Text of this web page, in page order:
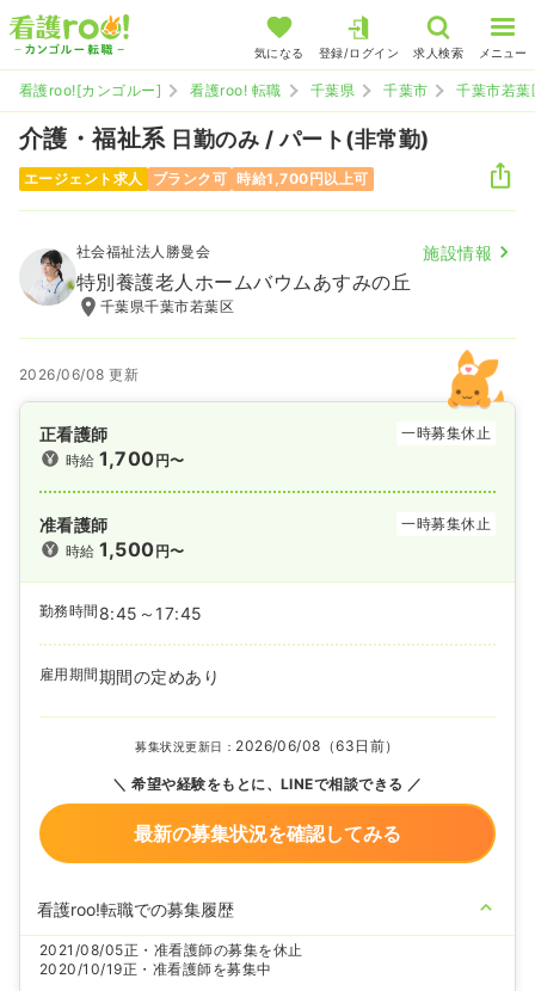
気になる 登録/ログイン 求人検索 メニュー
看護roo![カンゴルー] 看護roo! 転職 千葉県 千葉市 千葉市若葉
介護・福祉系 日勤のみ / パート(非常勤)
エージェント求人 ブランク可 時給1,700円以上可
社会福祉法人勝曼会 施設情報
特別養護老人ホームバウムあすみの丘
千葉県千葉市若葉区
2026/06/08 更新
正看護師
一時募集休止
時給1,700円〜
准看護師
一時募集休止
時給1,500円〜
勤務時間 8:45～17:45
雇用期間期間の定めあり
募集状況更新日： 2026/06/08（63日前）
希望や経験をもとに、LINEで相談できる
最新の募集状況を確認してみる
看護roo!転職での募集履歴
2021/08/05正・准看護師の募集を休止
2020/10/19正・准看護師を募集中